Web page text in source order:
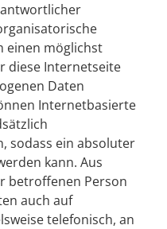
einen möglichst
diese Internetseite
Daten
Internetbasierte
sodass ein absoluter
kann. Aus
betroffenen Person
auch auf
telefonisch, an